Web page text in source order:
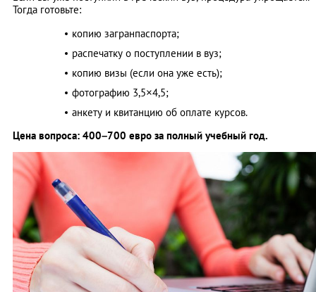
Тогда готовьте:
копию загранпаспорта;
распечатку о поступлении в вуз;
копию визы (если она уже есть);
фотографию 3,5×4,5;
анкету и квитанцию об оплате курсов.
Цена вопроса: 400–700 евро за полный учебный год.